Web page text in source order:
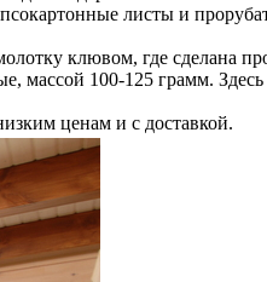
листы и
клювом, где сделана
массой 100-125 грамм.
ценам и с доставкой.